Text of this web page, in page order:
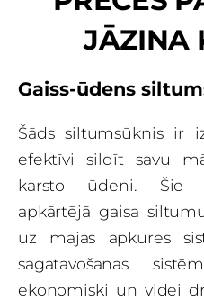
JĀZINA
Gaiss-ūdens
Šāds siltumsūknis ir
efektīvi sildīt savu
karsto ūdeni. Šie
apkārtējā gaisa
uz mājas apkures
sagatavošanas
ekonomiski un videi